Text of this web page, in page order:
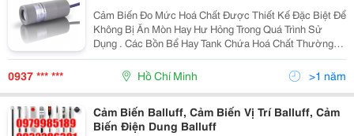
Cảm Biến Đo Mức Hoá Chất Được Thiết Kế Đặc Biệt Để
Không Bị Ăn Mòn Hay Hư Hỏng Trong Quá Trình Sử
Dụng . Các Bồn Bể Hay Tank Chứa Hoá Chất Thường
Rất Cao Làm Bằng Vật Liệu Inox Hay Nhựa Chống Ăn
Mòn , Để Đo Mức Trong Các Tank Chứa Liệu Thường
Đo Bằng
0937 *** *** Hồ Chí Minh >1 năm
Cảm Biến Balluff, Cảm Biến Vị Trí Balluff, Cảm
Biến Điện Dung Balluff